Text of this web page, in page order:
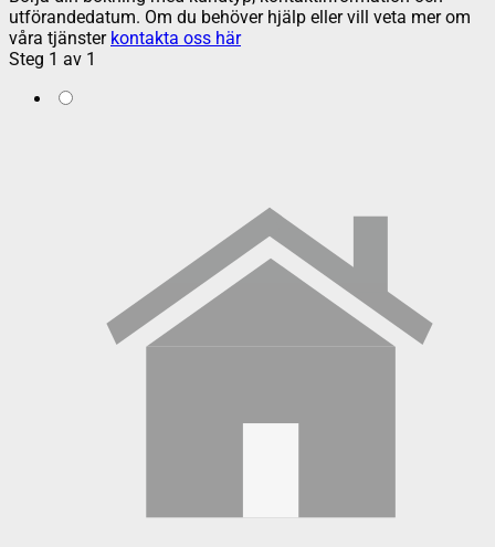
utförandedatum. Om du behöver hjälp eller vill veta mer om
våra tjänster kontakta oss här
Steg 1 av 1